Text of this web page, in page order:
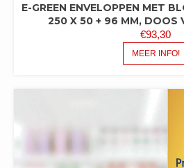
E-GREEN ENVELOPPEN MET
250 X 50 + 96 MM, DOOS
€93,30
MEER INFO!